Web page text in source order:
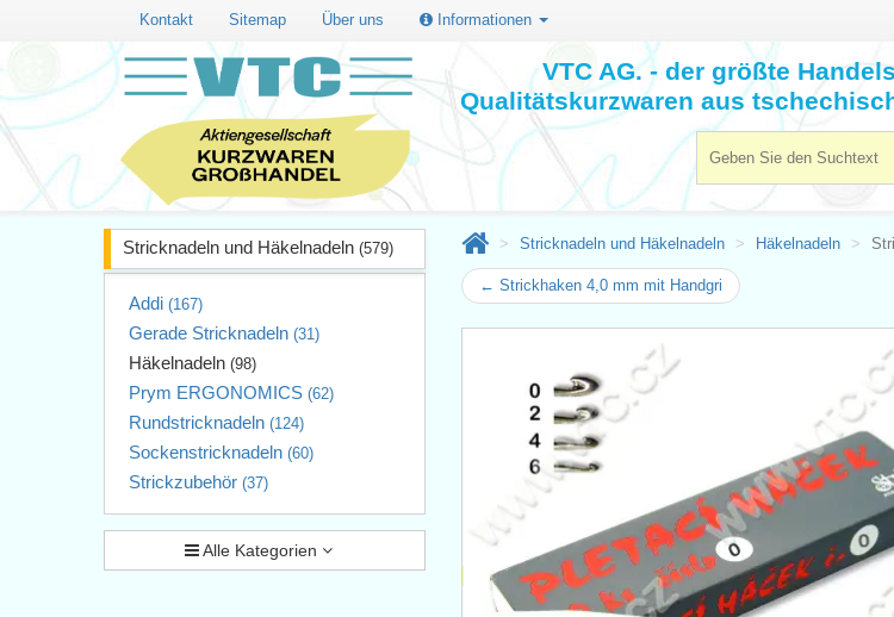
Kontakt Sitemap Über uns Informationen
VTC AG. - der größte
Qualitätskurzwaren aus
Stricknadeln und Häkelnadeln (579)
Addi (167)
Gerade Stricknadeln (31)
Häkelnadeln (98)
Prym ERGONOMICS (62)
Rundstricknadeln (124)
Sockenstricknadeln (60)
Strickzubehör (37)
Alle Kategorien
Stricknadeln und Häkelnadeln Häkelnadeln
← Strickhaken 4,0 mm mit Handgri